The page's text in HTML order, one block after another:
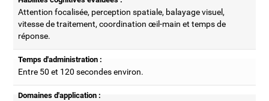
Attention focalisée, perception spatiale, balayage visuel,
vitesse de traitement, coordination œil-main et temps de
réponse.
Temps d'administration :
Entre 50 et 120 secondes environ.
Domaines d'application :